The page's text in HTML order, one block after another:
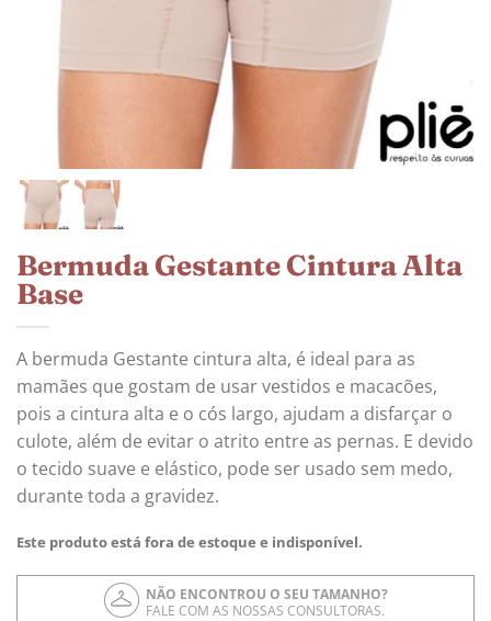
Bermuda Gestante Cintura Alta
Base
A bermuda Gestante cintura alta, é ideal para as
mamães que gostam de usar vestidos e macacões,
pois a cintura alta e o cós largo, ajudam a disfarçar o
culote, além de evitar o atrito entre as pernas. E devido
o tecido suave e elástico, pode ser usado sem medo,
durante toda a gravidez.
Este produto está fora de estoque e indisponível.
NÃO ENCONTROU O SEU TAMANHO?
FALE COM AS NOSSAS CONSULTORAS.